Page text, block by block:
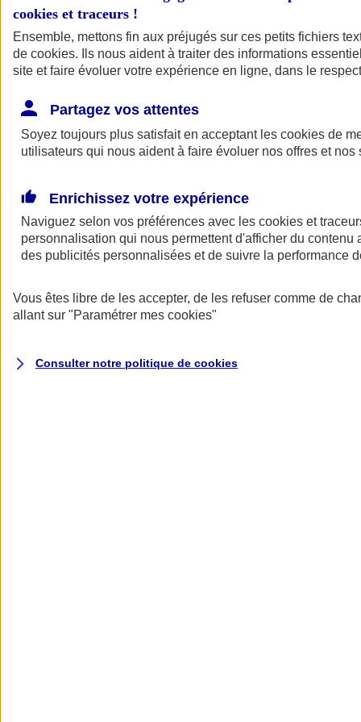
AXA Assurance
cookies et traceurs !
Ensemble, mettons fin aux préjugés sur ces petits fichiers
de cookies. Ils nous aident à traiter des informations
site et faire évoluer votre expérience en ligne, dans le
Partagez vos attentes
Soyez toujours plus satisfait en acceptant les cookies de
utilisateurs qui nous aident à faire évoluer nos offres et nos
Enrichissez votre expérience
Naviguez selon vos préférences avec les cookies et
personnalisation qui nous permettent d'afficher du contenu
des publicités personnalisées et de suivre la performance
Vous êtes libre de les accepter, de les refuser comme de
allant sur "Paramétrer mes cookies"
Consulter notre politique de cookies